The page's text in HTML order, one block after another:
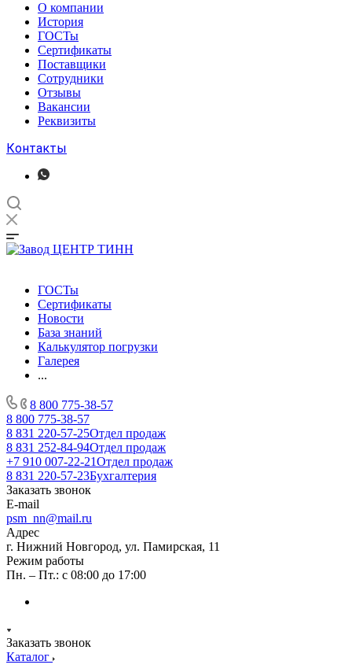
О компании
История
ГОСТы
Сертификаты
Поставщики
Сотрудники
Отзывы
Вакансии
Реквизиты
Контакты
ГОСТы
Сертификаты
Новости
База знаний
Калькулятор погрузки
Галерея
...
8 800 775-38-57
8 800 775-38-57
8 831 220-57-25Отдел продаж
8 831 252-84-94Отдел продаж
+7 910 007-22-21Отдел продаж
8 831 220-57-23Бухгалтерия
Заказать звонок
E-mail
psm_nn@mail.ru
Адрес
г. Нижний Новгород, ул. Памирская, 11
Режим работы
Пн. – Пт.: с 08:00 до 17:00
Заказать звонок
Каталог